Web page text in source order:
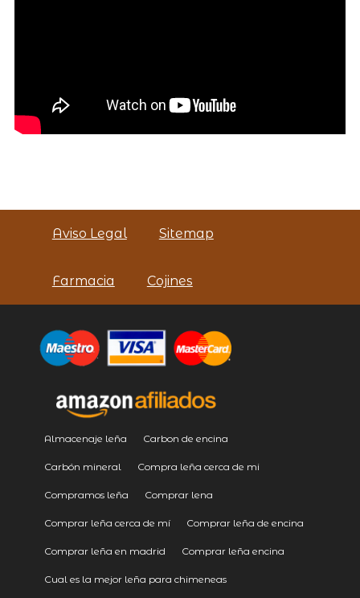
Aviso Legal Sitemap
Farmacia Cojines
Almacenaje leña Carbon de encina
Carbón mineral Compra leña cerca de mi
Compramos leña Comprar lena
Comprar leña cerca de mí Comprar leña de encina
Comprar leña en madrid Comprar leña encina
Cual es la mejor leña para chimeneas